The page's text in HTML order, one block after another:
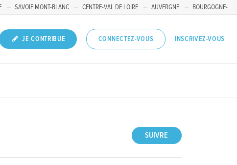
SAVOIE MONT-BLANC CENTRE-VAL DE LOIRE AUVERGNE
BOURGOGNE-
JE CONTRIBUE CONNECTEZ-VOUS INSCRIVEZ-VOUS
SUIVRE